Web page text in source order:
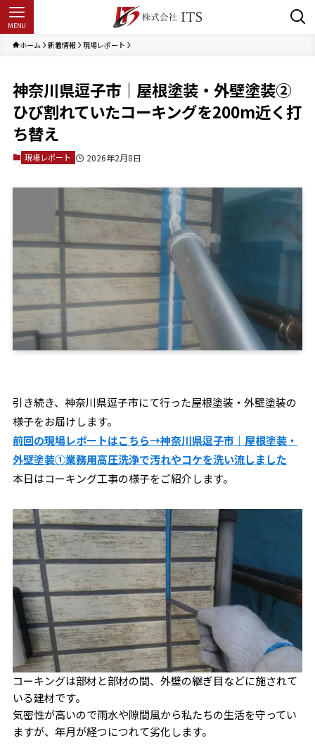
MENU
ホーム 新着情報 現場レポート
神奈川県逗子市｜屋根塗装・外壁塗装②
ひび割れていたコーキングを200m近く打
ち替え
現場レポート 2026年2月8日
引き続き、神奈川県逗子市にて行った屋根塗装・外壁塗装の
様子をお届けします。
前回の現場レポートはこちら→神奈川県逗子市｜屋根塗装・
外壁塗装①業務用高圧洗浄で汚れやコケを洗い流しました
本日はコーキング工事の様子をご紹介します。
コーキングは部材と部材の間、外壁の継ぎ目などに施されて
いる建材です。
気密性が高いので雨水や隙間風から私たちの生活を守ってい
ますが、年月が経つにつれて劣化します。